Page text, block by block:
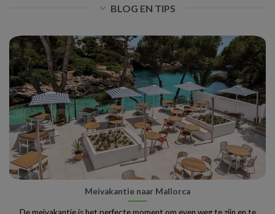
BLOG EN TIPS
Meivakantie naar Mallorca